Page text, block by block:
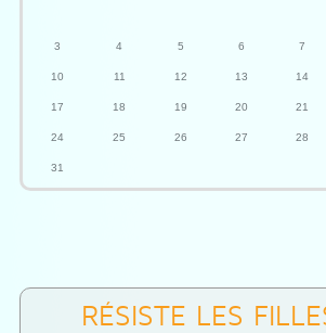
3 4 5 6 7
10 11 12 13 14
17 18 19 20 21
24 25 26 27 28
31
RÉSISTE LES